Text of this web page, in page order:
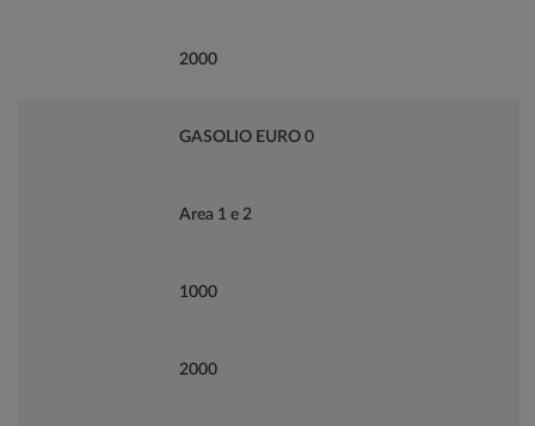
2000
GASOLIO EURO 0
Area 1 e 2
1000
2000